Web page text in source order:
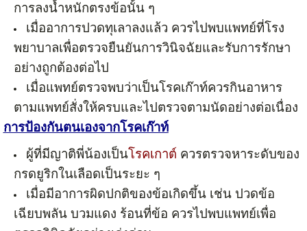
การลงน้ำหนักตรงข้อนั้น ๆ
เมื่ออาการปวดทุเลาลงแล้ว ควรไปพบแพทย์ที่โรง
พยาบาลเพื่อตรวจยืนยันการวินิจฉัยและรับการรักษา
อย่างถูกต้องต่อไป
เมื่อแพทย์ตรวจพบว่าเป็นโรคเก๊าท์ควรกินอาหาร
ตามแพทย์สั่งให้ครบและไปตรวจตามนัดอย่างต่อเนื่อง
การป้องกันตนเองจากโรคเก๊าท์
ผู้ที่มีญาติพี่น้องเป็นโรคเกาต์ ควรตรวจหาระดับของ
กรดยูริกในเลือดเป็นระยะ ๆ
เมื่อมีอาการผิดปกติของข้อเกิดขึ้น เช่น ปวดข้อ
เฉียบพลัน บวมแดง ร้อนที่ข้อ ควรไปพบแพทย์เพื่อ